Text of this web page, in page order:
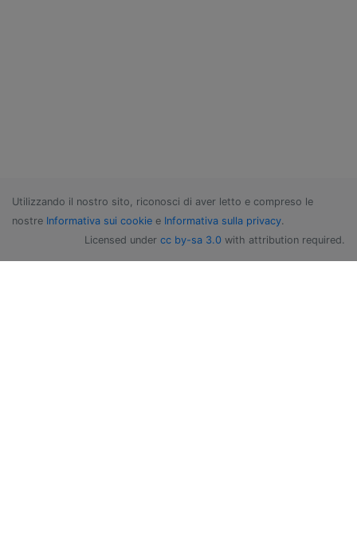
Utilizzando il nostro sito, riconosci di aver letto e compreso le
nostre Informativa sui cookie e Informativa sulla privacy.
Licensed under cc by-sa 3.0 with attribution required.